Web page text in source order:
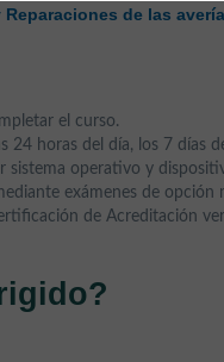
de las
el curso.
24 horas del día, los 7 días
sistema operativo y
exámenes de opción
de Acreditación